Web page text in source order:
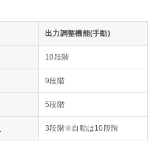
出力調整機能(手動)
10段階
9段階
5段階
3段階※自動は10段階